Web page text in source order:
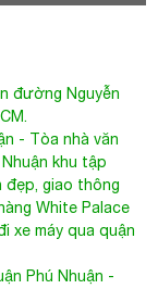
đường Nguyễn
- Tòa nhà văn
khu tập
đẹp, giao thông
White Palace
xe máy qua quận
Phú Nhuận -